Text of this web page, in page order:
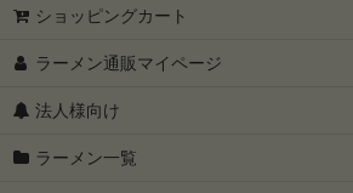
ショッピングカート
ラーメン通販マイページ
法人様向け
ラーメン一覧